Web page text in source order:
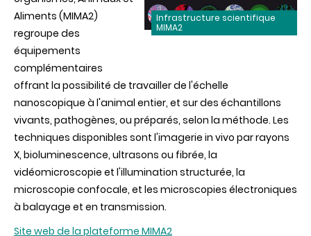
Infrastructure scientifique
MIMA2
Aliments (MIMA2)
regroupe des
équipements
complémentaires
offrant la possibilité de travailler de l'échelle
nanoscopique à l'animal entier, et sur des échantillons
vivants, pathogènes, ou préparés, selon la méthode. Les
techniques disponibles sont l'imagerie in vivo par rayons
X, bioluminescence, ultrasons ou fibrée, la
vidéomicroscopie et l'illumination structurée, la
microscopie confocale, et les microscopies électroniques
à balayage et en transmission.
Site web de la plateforme MIMA2